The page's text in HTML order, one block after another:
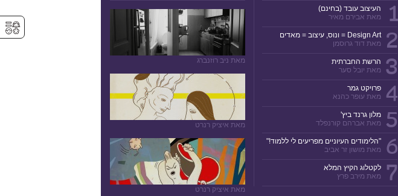
1
העיצוב עובד (בחינם)
מאת אבירם מאיר
2
Design Art = ונוס, עיצוב = מאדים
מאת דוד גרוסמן
3
הרשת החברתית
מאת יובל סער
4
פרויקט גמר
מאת עופר כהנא
5
מלון גרנד ביץ'
מאת אברהם קורנפלד
6
"הלימודים העיוניים מפריעים לי ללמוד!"
מאת מושון זר אביב
7
לקטלוג הקיץ המלא
מאת מירב פרץ
מאת ניב רוזנברג
מאת איציק רנרט
מאת איציק רנרט
⚥︎